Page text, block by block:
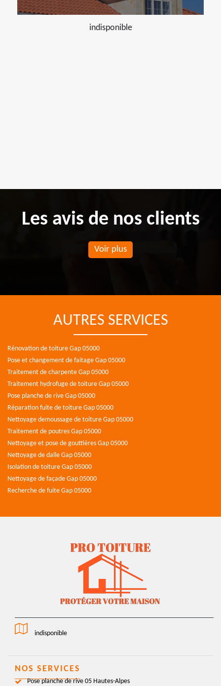
indisponible
Les avis de nos clients
Voir plus
AUTRES SERVICES
Rénovation de toiture Gap 05000
Pose et changement de faitage Gap 05000
Traitement de charpente Gap 05000
Traitement hydrofuge de toiture Gap 05000
Pose planche de rive Gap 05000
Réparation fuite de toiture Gap 05000
Nettoyage demoussage de toiture Gap 05000
Traitement de poutres Gap 05000
Nettoyage et pose de gouttières Gap 05000
Nettoyage de dalle Gap 05000
Isolation de toiture Gap 05000
Nettoyage de façade Gap 05000
Recherche de fuite Gap 05000
indisponible
NOS SERVICES
Pose planche de rive 05 Hautes-Alpes